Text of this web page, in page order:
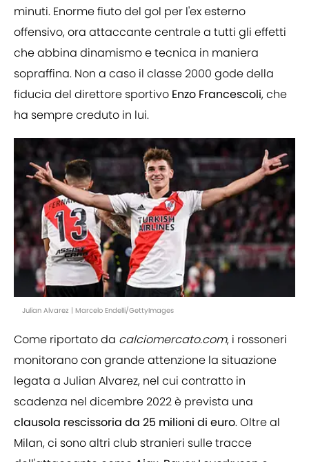
minuti. Enorme fiuto del gol per l'ex esterno
offensivo, ora attaccante centrale a tutti gli effetti
che abbina dinamismo e tecnica in maniera
sopraffina. Non a caso il classe 2000 gode della
fiducia del direttore sportivo Enzo Francescoli, che
ha sempre creduto in lui.
Julian Alvarez | Marcelo Endelli/GettyImages
Come riportato da calciomercato.com, i rossoneri
monitorano con grande attenzione la situazione
legata a Julian Alvarez, nel cui contratto in
scadenza nel dicembre 2022 è prevista una
clausola rescissoria da 25 milioni di euro. Oltre al
Milan, ci sono altri club stranieri sulle tracce